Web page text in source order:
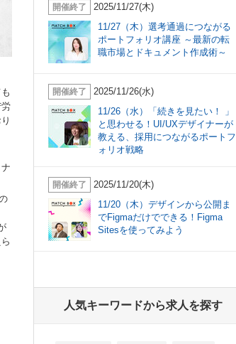
開催終了
2025/11/27(木)
11/27（木）選考通過につながる
ポートフォリオ講座 ～最新の転
職市場とドキュメント作成術～
開催終了
2025/11/26(水)
11/26（水）「続きを見たい！ 」
と思わせる！UI/UXデザイナーが
教える、採用につながるポートフ
ォリオ戦略
開催終了
2025/11/20(木)
11/20（木）デザインから公開ま
でFigmaだけでできる！Figma
Sitesを使ってみよう
人気キーワードから求人を探す